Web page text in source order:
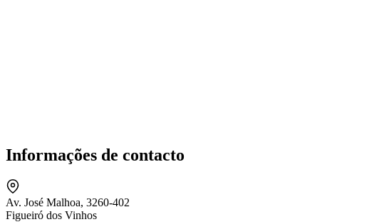
Informações de contacto
Av. José Malhoa, 3260-402
Figueiró dos Vinhos